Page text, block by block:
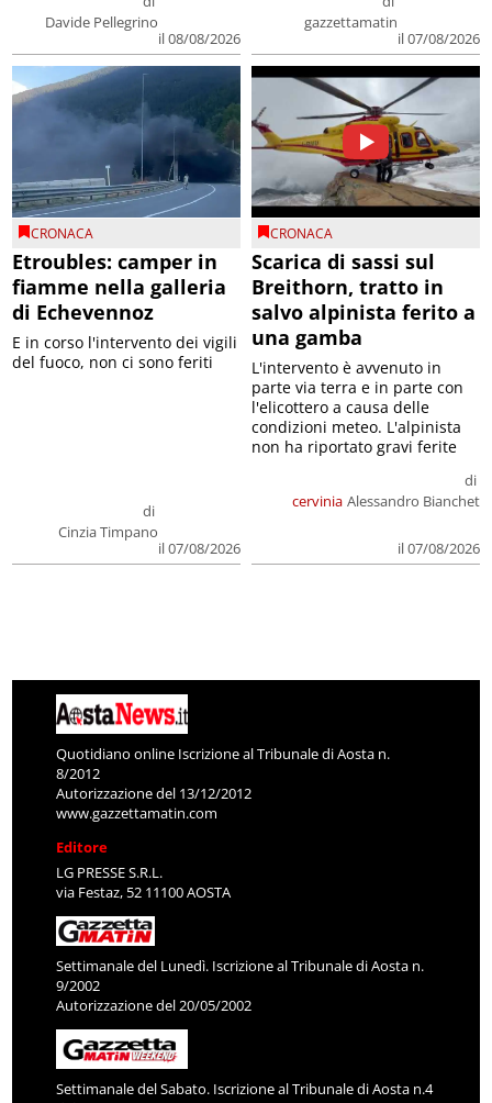
Davide Pellegrino
il 08/08/2026
gazzettamatin
il 07/08/2026
CRONACA
Etroubles: camper in
fiamme nella galleria
di Echevennoz
di
Cinzia Timpano
il 07/08/2026
E in corso l'intervento dei vigili
del fuoco, non ci sono feriti
CRONACA
Scarica di sassi sul
Breithorn, tratto in
salvo alpinista ferito a
una gamba
cervinia
di
Alessandro Bianchet
il 07/08/2026
L'intervento è avvenuto in
parte via terra e in parte con
l'elicottero a causa delle
condizioni meteo. L'alpinista
non ha riportato gravi ferite
Quotidiano online Iscrizione al Tribunale di Aosta n.
8/2012
Autorizzazione del 13/12/2012
www.gazzettamatin.com
Editore
LG PRESSE S.R.L.
via Festaz, 52 11100 AOSTA
Settimanale del Lunedì. Iscrizione al Tribunale di Aosta n.
9/2002
Autorizzazione del 20/05/2002
Settimanale del Sabato. Iscrizione al Tribunale di Aosta n.4